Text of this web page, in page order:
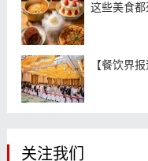
这些美食
【餐饮界
关注我们